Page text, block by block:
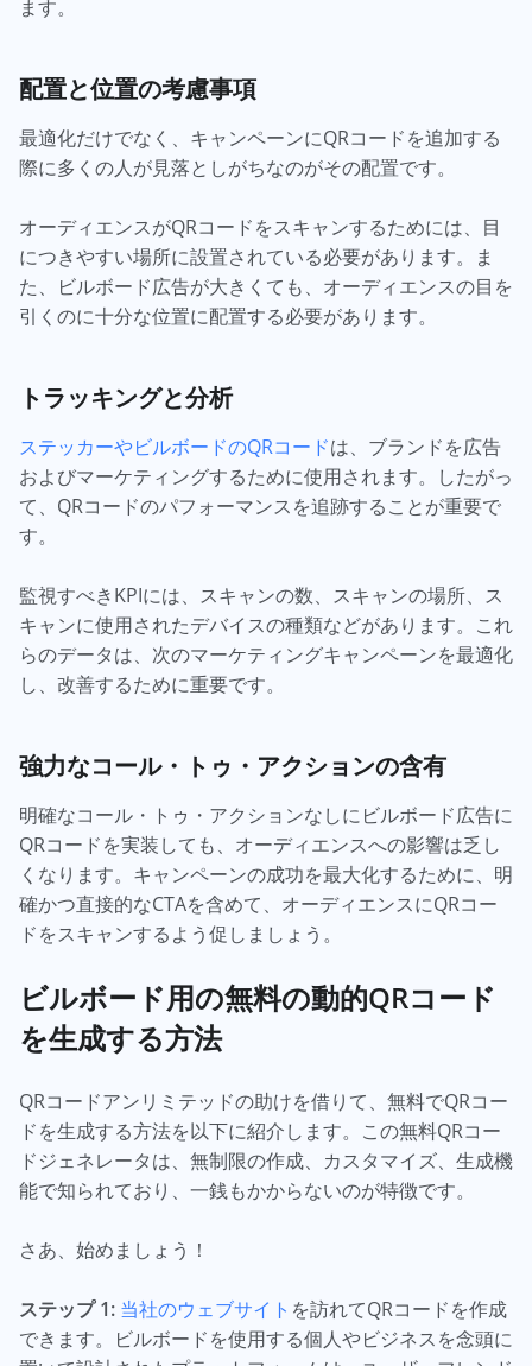
ます。
配置と位置の考慮事項
最適化だけでなく、キャンペーンにQRコードを追加する
際に多くの人が見落としがちなのがその配置です。
オーディエンスがQRコードをスキャンするためには、目
につきやすい場所に設置されている必要があります。ま
た、ビルボード広告が大きくても、オーディエンスの目を
引くのに十分な位置に配置する必要があります。
トラッキングと分析
ステッカーやビルボードのQRコードは、ブランドを広告
およびマーケティングするために使用されます。したがっ
て、QRコードのパフォーマンスを追跡することが重要で
す。
監視すべきKPIには、スキャンの数、スキャンの場所、ス
キャンに使用されたデバイスの種類などがあります。これ
らのデータは、次のマーケティングキャンペーンを最適化
し、改善するために重要です。
強力なコール・トゥ・アクションの含有
明確なコール・トゥ・アクションなしにビルボード広告に
QRコードを実装しても、オーディエンスへの影響は乏し
くなります。キャンペーンの成功を最大化するために、明
確かつ直接的なCTAを含めて、オーディエンスにQRコー
ドをスキャンするよう促しましょう。
ビルボード用の無料の動的QRコード
を生成する方法
QRコードアンリミテッドの助けを借りて、無料でQRコー
ドを生成する方法を以下に紹介します。この無料QRコー
ドジェネレータは、無制限の作成、カスタマイズ、生成機
能で知られており、一銭もかからないのが特徴です。
さあ、始めましょう！
ステップ 1: 当社のウェブサイト を訪れてQRコードを作成
できます。ビルボードを使用する個人やビジネスを念頭に